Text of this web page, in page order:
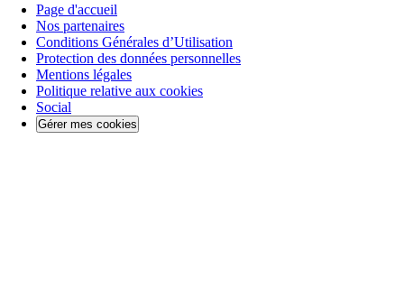
Page d'accueil
Nos partenaires
Conditions Générales d’Utilisation
Protection des données personnelles
Mentions légales
Politique relative aux cookies
Social
Gérer mes cookies